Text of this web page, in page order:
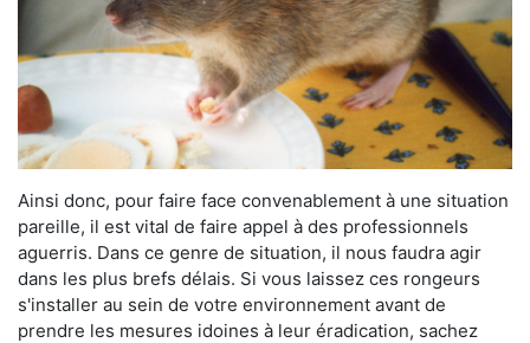
Ainsi donc, pour faire face convenablement à une situation
pareille, il est vital de faire appel à des professionnels
aguerris. Dans ce genre de situation, il nous faudra agir
dans les plus brefs délais. Si vous laissez ces rongeurs
s'installer au sein de votre environnement avant de
prendre les mesures idoines à leur éradication, sachez